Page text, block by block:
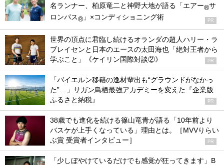
名ランナー、柏原竜二と神野大地が語る「エアー®サ
ロンパス® 」×コンディショニング術 PR
世界の頂点に君臨し続けるオランダの超人ハリー・ラ
ブレイセンと日本のエースの太田海也「絶対王者から
学ぶこと」《ケイリン国際対談②》
PR
「バイエルン移籍の逸材輩出も“グラウンドがなかっ
た”…」サガン鳥栖最強アカデミーを変えた『企業版
ふるさと納税』
PR
38歳でも進化を続ける篠山竜青が語る「10年前より
バスケが上手くなっている」理由とは。［MVVりらい
ぶ賞 受賞者インタビュー］
PR
「少しぼやけているだけでも感覚が狂ってきます」B